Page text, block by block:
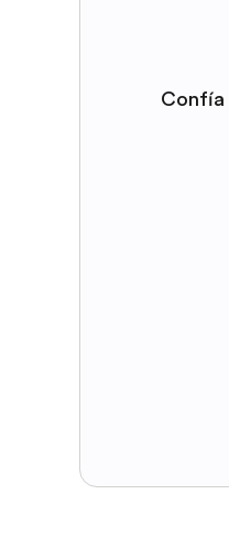
Confía